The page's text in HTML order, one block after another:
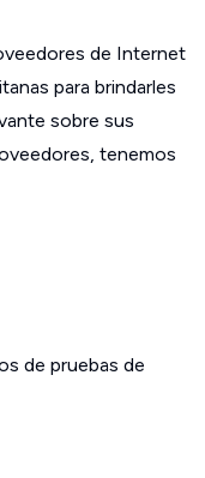
de Internet
para brindarles
sobre sus
tenemos
de pruebas de